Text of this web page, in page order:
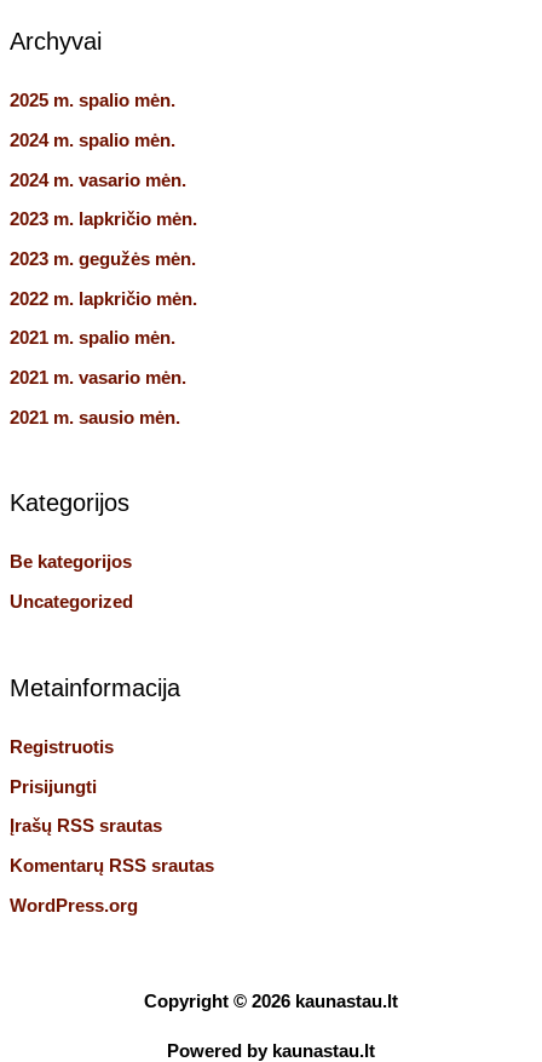
Archyvai
2025 m. spalio mėn.
2024 m. spalio mėn.
2024 m. vasario mėn.
2023 m. lapkričio mėn.
2023 m. gegužės mėn.
2022 m. lapkričio mėn.
2021 m. spalio mėn.
2021 m. vasario mėn.
2021 m. sausio mėn.
Kategorijos
Be kategorijos
Uncategorized
Metainformacija
Registruotis
Prisijungti
Įrašų RSS srautas
Komentarų RSS srautas
WordPress.org
Copyright © 2026 kaunastau.lt
Powered by kaunastau.lt